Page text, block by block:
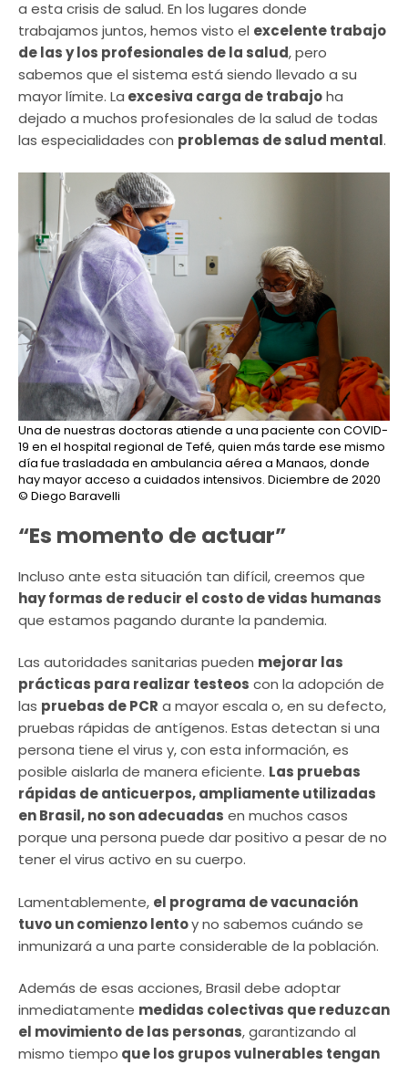
a esta crisis de salud. En los lugares donde
trabajamos juntos, hemos visto el excelente trabajo
de las y los profesionales de la salud, pero
sabemos que el sistema está siendo llevado a su
mayor límite. La excesiva carga de trabajoha
dejado a muchos profesionales de la salud de todas
las especialidades con problemas de salud mental.
Una de nuestras doctoras atiende a una paciente con COVID-
19 en el hospital regional de Tefé, quien más tarde ese mismo
día fue trasladada en ambulancia aérea a Manaos, donde
hay mayor acceso a cuidados intensivos. Diciembre de 2020
© Diego Baravelli
“Es momento de actuar”
Incluso ante esta situación tan difícil, creemos que
hay formas de reducir el costo de vidas humanas
que estamos pagando durante la pandemia.
Las autoridades sanitarias pueden mejorar las
prácticas para realizar testeos con la adopción de
las pruebas de PCR a mayor escala o, en su defecto,
pruebas rápidas de antígenos. Estas detectan si una
persona tiene el virus y, con esta información, es
posible aislarla de manera eficiente. Las pruebas
rápidas de anticuerpos, ampliamente utilizadas
en Brasil, no son adecuadas en muchos casos
porque una persona puede dar positivo a pesar de no
tener el virus activo en su cuerpo.
Lamentablemente, el programa de vacunación
tuvo un comienzo lentoy no sabemos cuándo se
inmunizará a una parte considerable de la población.
Además de esas acciones, Brasil debe adoptar
inmediatamente medidas colectivas que reduzcan
el movimiento de las personas, garantizando al
mismo tiempo que los grupos vulnerables tengan